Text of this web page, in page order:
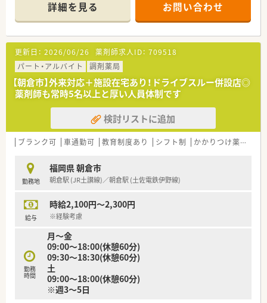
■現在は常勤の薬剤師が2名在籍しており、互いに協力し合いな
がら日々の業務に取り組んでいます。
【募集背景と求める人物像について】
■欠員に伴う補充の募集を行っているため、即戦力として早期に
勤務を開始できる方を歓迎しています。
■調剤薬局での実務経験がある方を求めており、培ってきたスキ
ルを活かして活躍できる環境です。
■年齢は50代の方まで幅広く募集しており、地域医療への貢献
に意欲的な方を求めています。
【法人特徴について】
■朝倉市内に1店舗の調剤薬局を運営しており、地域に根差した
■代表自身も現役の薬剤師として店舗に勤務しており、現場の状
況や業務内容を深く理解しています。
■週休3日制の導入検討や子育て支援など、従業員が働きやすい
【求人情報について】
の時間も十分に大切にできる環境です。
■年収は経験やスキルを十分に考慮した上で、550万円から600
万円の高水準での提示が可能です。
■完全週休2日制を採用しており、仕事と休息のメリハリをつけ
ながら無理なく働ける勤務体系です。
詳細を見る お問い合わせ
更新日： 2026/06/26 薬剤師求人ID： 709518
パート・アルバイト
調剤薬局
【朝倉市】外来対応＋施設在宅あり！ドライブスルー併設店◎
薬剤師も常時5名以上と厚い人員体制です
検討リストに追加
ブランク可 車通勤可 教育制度あり シフト制 かかりつけ薬剤師
勤務地
福岡県 朝倉市
朝倉駅 (JR土讃線)／朝倉駅 (土佐電鉄伊野線)
給与
時給2,100円～2,300円
※経験考慮
勤務
時間
月～金
09:00～18:00(休憩60分)
09:30～18:30(休憩60分)
土
09:00～18:00(休憩60分)
※週3～5日